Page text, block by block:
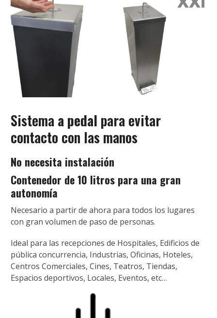
Sistema a pedal para evitar
contacto con las manos
No necesita instalación
Contenedor de 10 litros para una gran
autonomía
Necesario a partir de ahora para todos los lugares
con gran volumen de paso de personas.
Ideal para las recepciones de Hospitales, Edificios de
pública concurrencia, Industrias, Oficinas, Hoteles,
Centros Comerciales, Cines, Teatros, Tiendas,
Espacios deportivos, Locales, Eventos, etc…